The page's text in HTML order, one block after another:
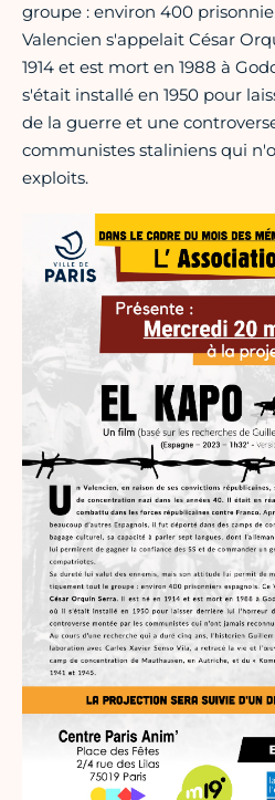
groupe : environ 400
Valencien s'appelait César
1914 et est mort en 1988 à
s'était installé en 1950 pour
de la guerre et une
communistes staliniens qui
exploits.